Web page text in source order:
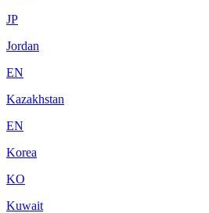
JP
Jordan
EN
Kazakhstan
EN
Korea
KO
Kuwait